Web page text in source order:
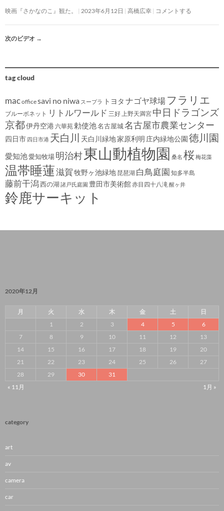
映画『さかなのこ』観た。 2023年6月12日 高橋広幸 コメントする
次のビデオ →
tag cloud
macofficesavi no niwa スープラ トヨタ ナゴヤ球場 フラリエ
ブルーボネット リトルワールド 三好上野天満宮 中日ドラゴンズ
京都伊丹空港 六華苑勅使池名古屋城名古屋市農業センター
四日市 四日市港 天白川 天白川緑地家原利明 庄内緑地公園徳川園
愛知池愛知牧場明治村東山動植物園 桑名 桜梅花藻
温帯睡蓮滋賀牧野ヶ池緑地 琵琶湖 白鳥庭園 知多半島
藤前干潟西の湖 諸戸氏庭園 豊田市美術館赤目四十八滝醒ヶ井
鈴鹿サーキット
2020年12月
月 火 水 木 金 土
日
1
2 3 4 5
6
7
8 9 10 11 12
13
14
15 16 17 18 19
20
21
22 23 24 25 26
27
28
29 30
31
« 11月
1月 »
category
art
av
camera
car